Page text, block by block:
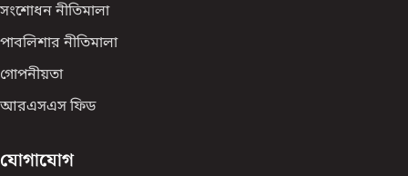
সংশোধন নীতিমালা
পাবলিশার নীতিমালা
গোপনীয়তা
আরএসএস ফিড
যোগাযোগ